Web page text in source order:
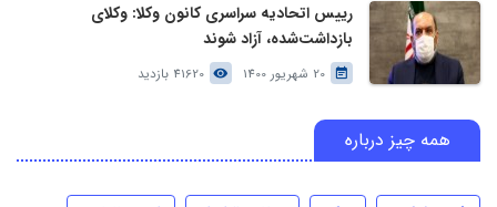
رییس اتحادیه سراسری کانون وکلا: وکلای
بازداشت‌شده، آزاد شوند
20 شهریور 1400 41620 بازدید
همه چیز درباره